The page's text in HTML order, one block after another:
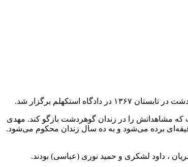
که مشاهداتش را در زندان گوهردشت بازگو کند. مهدی
یک دادگاه چند دقیقه‌ای برده می‌شود و به ده سال زندان محکوم می‌شود.